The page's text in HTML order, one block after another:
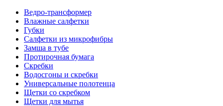
Ведро-трансформер
Влажные салфетки
Губки
Салфетки из микрофибры
Замша в тубе
Протирочная бумага
Скребки
Водосгоны и скребки
Универсальные полотенца
Щетки со скребком
Щетки для мытья